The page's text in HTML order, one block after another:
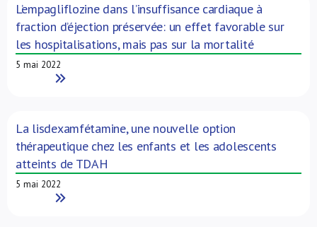
L’empagliflozine dans l’insuffisance cardiaque à
fraction d’éjection préservée: un effet favorable sur
les hospitalisations, mais pas sur la mortalité
5 mai 2022
Read More
La lisdexamfétamine, une nouvelle option
thérapeutique chez les enfants et les adolescents
atteints de TDAH
5 mai 2022
Read More